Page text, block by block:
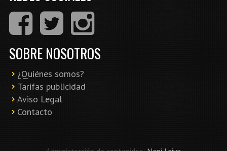
SOBRE NOSOTROS
¿Quiénes somos?
Tarifas publicidad
Aviso Legal
Contacto